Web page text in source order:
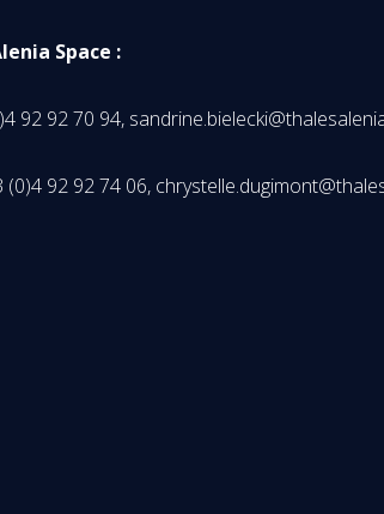
Space :
92 92 70 94,
(0)4 92 92 74 06,